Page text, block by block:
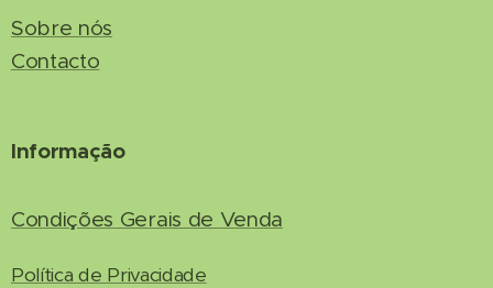
Sobre nós
Contacto
Informação
Condições Gerais de Venda
Política de Privacidade